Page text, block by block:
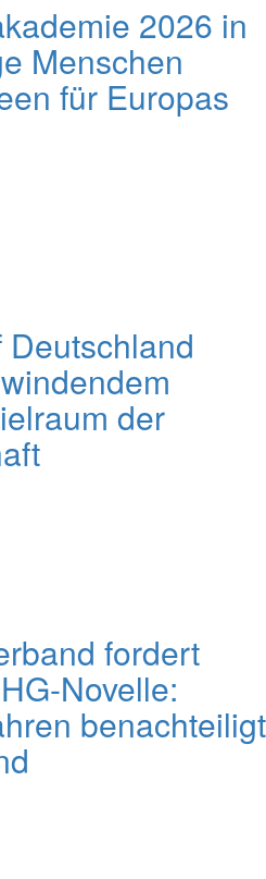
2026 in
Menschen
für Europas
der
fordert
Novelle:
benachteiligt